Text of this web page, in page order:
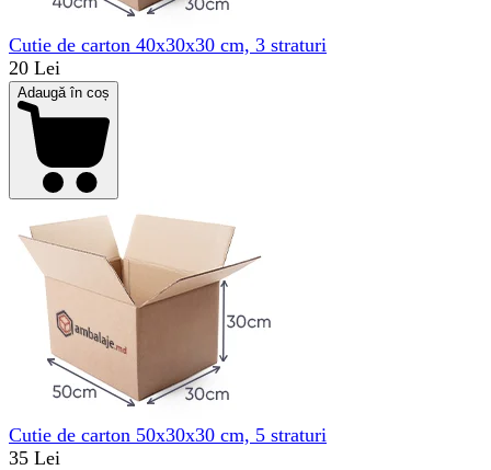
Cutie de carton 40x30x30 cm, 3 straturi
20 Lei
Adaugă în coș
Cutie de carton 50x30x30 cm, 5 straturi
35 Lei